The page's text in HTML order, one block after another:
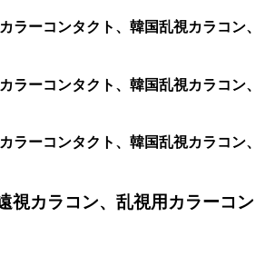
ラーコンタクト、韓国乱視カラコン、
ラーコンタクト、韓国乱視カラコン、
ラーコンタクト、韓国乱視カラコン、
視カラコン、乱視用カラーコン